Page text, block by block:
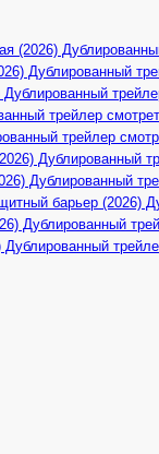
(2026)
Дублированный
трейлер
трейлер
Дублированный
Дублированный
барьер (2026)
Дублированный